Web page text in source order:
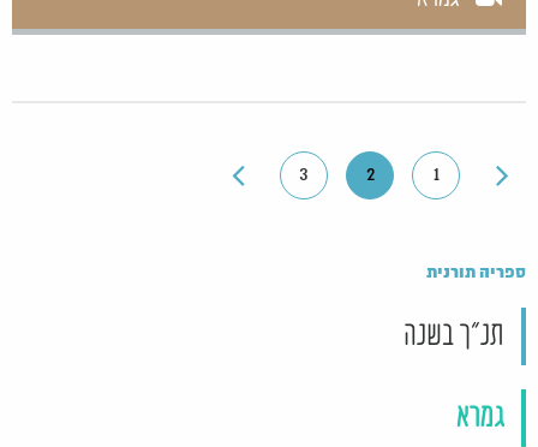
1
2
3
ספריה תורנית
תנ"ך בשנה
גמרא